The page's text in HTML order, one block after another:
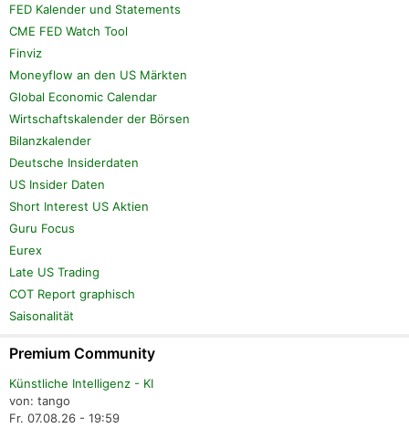
FED Kalender und Statements
CME FED Watch Tool
Finviz
Moneyflow an den US Märkten
Global Economic Calendar
Wirtschaftskalender der Börsen
Bilanzkalender
Deutsche Insiderdaten
US Insider Daten
Short Interest US Aktien
Guru Focus
Eurex
Late US Trading
COT Report graphisch
Saisonalität
Premium Community
Künstliche Intelligenz - KI
von: tango
Fr. 07.08.26 - 19:59